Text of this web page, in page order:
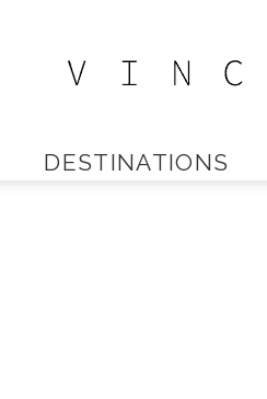
DESTINATIONS